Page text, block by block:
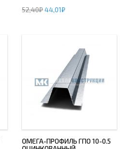
52,40₽44,01₽
ОМЕГА-ПРОФИЛЬ ГПО 10-0.5